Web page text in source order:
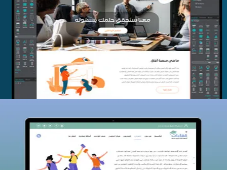
منصة أفق للتدريب
التفاصيل
كفاءات للتدريب